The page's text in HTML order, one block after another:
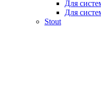
Для
Для
Stout